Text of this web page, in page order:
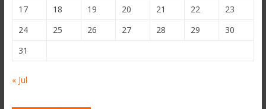
17
18 19 20 21 22
23
24
25 26 27 28 29
30
31
« Jul